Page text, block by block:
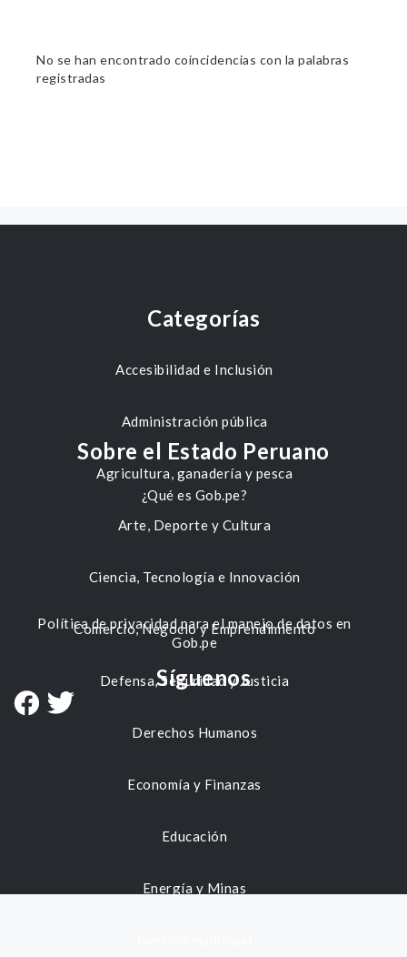
No se han encontrado coincidencias con la palabras
registradas
Categorías
Accesibilidad e Inclusión
Administración pública
Agricultura, ganadería y pesca
Arte, Deporte y Cultura
Ciencia, Tecnología e Innovación
Comercio, Negocio y Emprendimiento
Defensa, Seguridad y Justicia
Derechos Humanos
Economía y Finanzas
Educación
Energía y Minas
Sobre el Estado Peruano
¿Qué es Gob.pe?
Política de privacidad para el manejo de datos en
Gob.pe
Síguenos